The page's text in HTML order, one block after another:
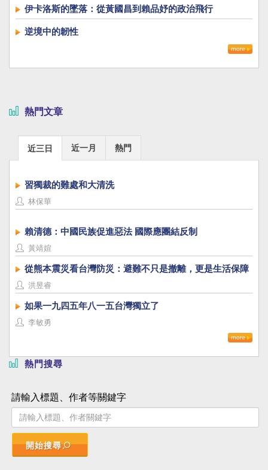
伊卡洛斯的墜落：從黃國昌到賴品妤的政治飛行
逆境中的韌性
熱門文章
近三日 近一月 熱門
習獨裁的難處和大清洗
林保華
賴清德：中國民族促進惡法 國際應團結反制
黃靖媗
從熊本震災看台灣防災：避難不只是撤離，更是生活保障
洪昱睿
如果一九四五年八一五台灣獨立了
李敏勇
熱門搜尋
請輸入標題、作者等關鍵字
開始搜尋